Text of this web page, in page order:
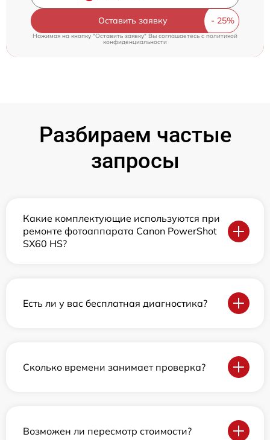
Оставить заявку
Нажимая на кнопку "Оставить заявку" Вы соглашаетесь cполитикой
конфиденциальности
Разбираем частые
запросы
Какие комплектующие используются при
ремонте фотоаппарата Canon PowerShot
SX60 HS?
Есть ли у вас бесплатная диагностика?
Сколько времени занимает проверка?
Возможен ли пересмотр стоимости?